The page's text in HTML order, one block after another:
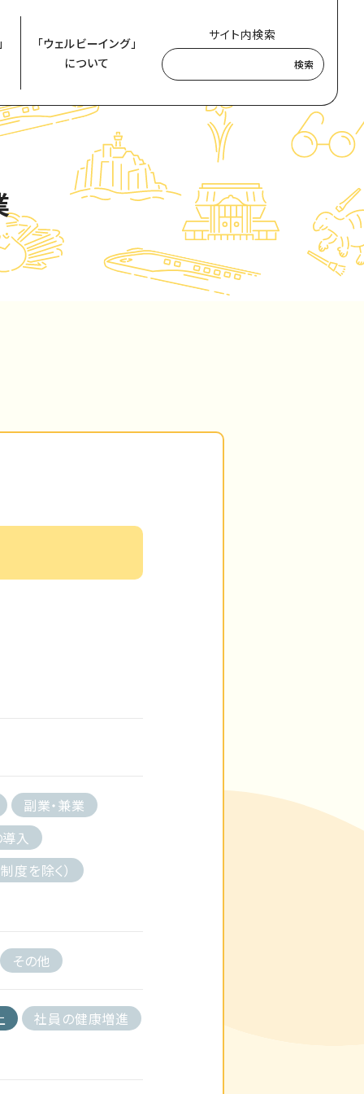
「ウェルビーイング」
について
サイト内検索
検索
副業・兼業
入
を除く）
その他
社員の健康増進